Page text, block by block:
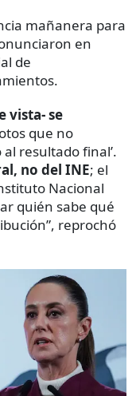
mañanera para
en
de
vista- se
que no
resultado final’.
no del INE; el
Nacional
quién sabe qué
reprochó